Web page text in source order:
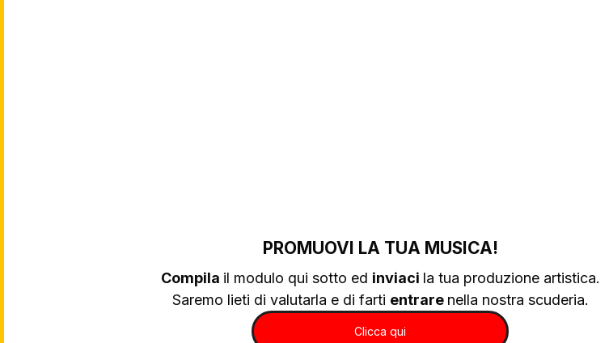
PROMUOVI LA TUA MUSICA!
Compila il modulo qui sotto ed inviaci la tua produzione artistica.
Saremo lieti di valutarla e di farti entrare nella nostra scuderia.
Clicca qui